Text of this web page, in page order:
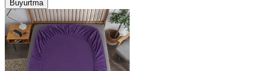
Buyurtma